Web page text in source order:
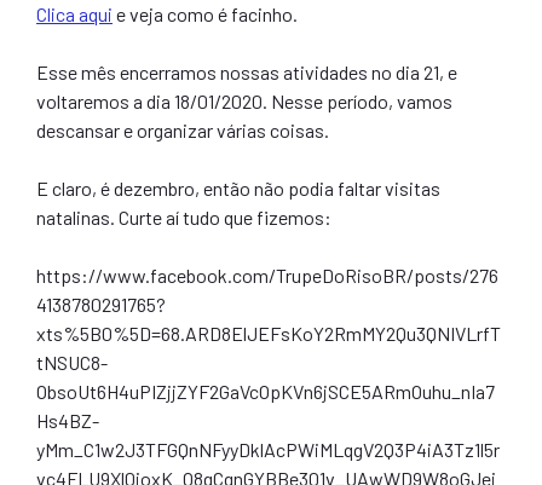
Clica aqui e veja como é facinho.
Esse mês encerramos nossas atividades no dia 21, e
voltaremos a dia 18/01/2020. Nesse período, vamos
descansar e organizar várias coisas.
E claro, é dezembro, então não podia faltar visitas
natalinas. Curte aí tudo que fizemos:
https://www.facebook.com/TrupeDoRisoBR/posts/276
4138780291765?
xts%5B0%5D=68.ARD8ElJEFsKoY2RmMY2Qu3QNIVLrfT
tNSUC8-
ObsoUt6H4uPIZjjZYF2GaVcOpKVn6jSCE5ARmOuhu_nIa7
Hs4BZ-
yMm_C1w2J3TFGQnNFyyDklAcPWiMLqgV2Q3P4iA3Tz1l5r
vc4FLU9Xl0joxK_Q8gCgnGYBBe301v_UAwWD9W8oGJej